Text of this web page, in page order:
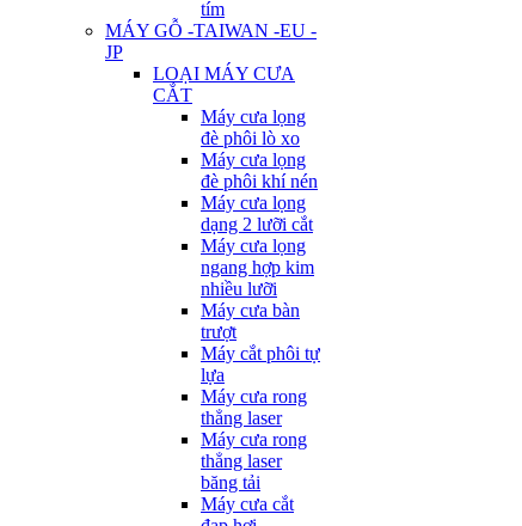
tím
MÁY GỖ -TAIWAN -EU -
JP
LOẠI MÁY CƯA
CẮT
Máy cưa lọng
đè phôi lò xo
Máy cưa lọng
đè phôi khí nén
Máy cưa lọng
dạng 2 lưỡi cắt
Máy cưa lọng
ngang hợp kim
nhiều lưỡi
Máy cưa bàn
trượt
Máy cắt phôi tự
lựa
Máy cưa rong
thẳng laser
Máy cưa rong
thẳng laser
băng tải
Máy cưa cắt